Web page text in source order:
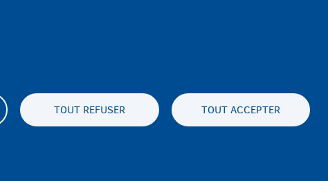
TOUT REFUSER TOUT ACCEPTER